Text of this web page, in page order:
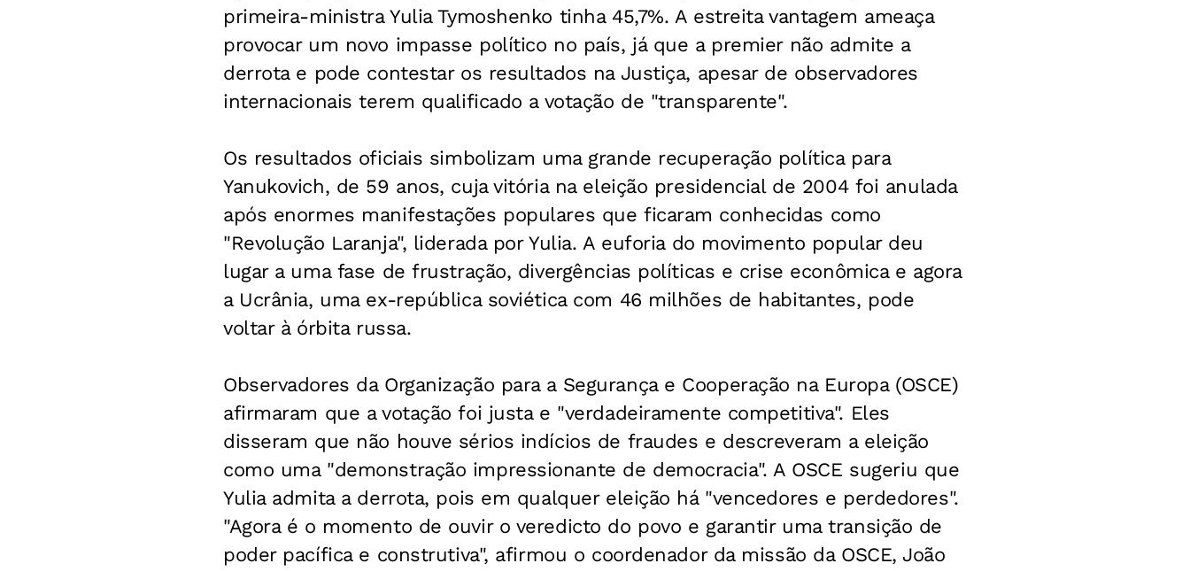
primeira-ministra Yulia Tymoshenko tinha 45,7%. A estreita vantagem ameaça
provocar um novo impasse político no país, já que a premier não admite a
derrota e pode contestar os resultados na Justiça, apesar de observadores
internacionais terem qualificado a votação de "transparente".
Os resultados oficiais simbolizam uma grande recuperação política para
Yanukovich, de 59 anos, cuja vitória na eleição presidencial de 2004 foi anulada
após enormes manifestações populares que ficaram conhecidas como
"Revolução Laranja", liderada por Yulia. A euforia do movimento popular deu
lugar a uma fase de frustração, divergências políticas e crise econômica e agora
a Ucrânia, uma ex-república soviética com 46 milhões de habitantes, pode
voltar à órbita russa.
Observadores da Organização para a Segurança e Cooperação na Europa (OSCE)
afirmaram que a votação foi justa e "verdadeiramente competitiva". Eles
disseram que não houve sérios indícios de fraudes e descreveram a eleição
como uma "demonstração impressionante de democracia". A OSCE sugeriu que
Yulia admita a derrota, pois em qualquer eleição há "vencedores e perdedores".
"Agora é o momento de ouvir o veredicto do povo e garantir uma transição de
poder pacífica e construtiva", afirmou o coordenador da missão da OSCE, João